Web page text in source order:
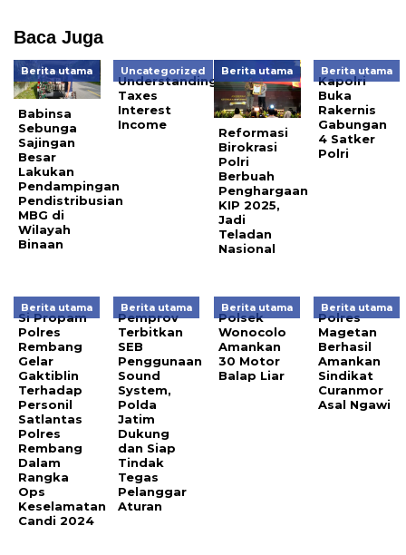
Baca Juga
Berita utama
Babinsa
Sebunga
Sajingan
Besar
Lakukan
Pendampingan
Pendistribusian
MBG di
Wilayah
Binaan
Uncategorized
Understanding
Taxes
Interest
Income
Berita utama
Reformasi
Birokrasi
Polri
Berbuah
Penghargaan
KIP 2025,
Jadi
Teladan
Nasional
Berita utama
Kapolri
Buka
Rakernis
Gabungan
4 Satker
Polri
Berita utama
Si Propam
Polres
Rembang
Gelar
Gaktiblin
Terhadap
Personil
Satlantas
Polres
Rembang
Dalam
Rangka
Ops
Keselamatan
Candi 2024
Berita utama
Pemprov
Terbitkan
SEB
Penggunaan
Sound
System,
Polda
Jatim
Dukung
dan Siap
Tindak
Tegas
Pelanggar
Aturan
Berita utama
Polsek
Wonocolo
Amankan
30 Motor
Balap Liar
Berita utama
Polres
Magetan
Berhasil
Amankan
Sindikat
Curanmor
Asal Ngawi